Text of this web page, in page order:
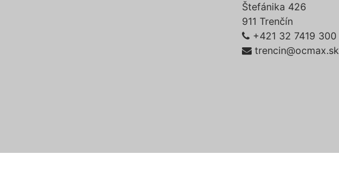
Štefánika 426
911 Trenčín
+421 32 7419 300
trencin@ocmax.sk